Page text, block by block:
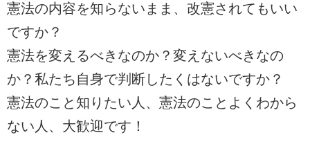
憲法の内容を知らないまま、改憲されてもいい
ですか？
憲法を変えるべきなのか？変えないべきなの
か？私たち自身で判断したくはないですか？
憲法のこと知りたい人、憲法のことよくわから
ない人、大歓迎です！